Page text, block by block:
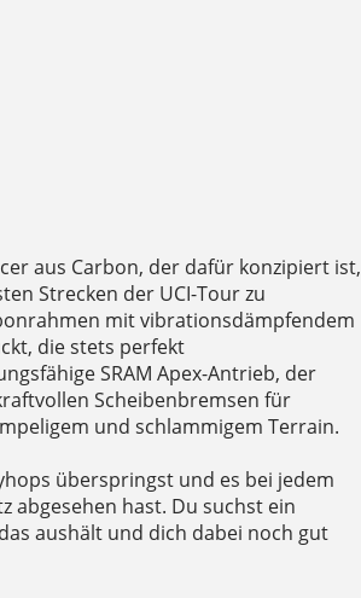
aus Carbon, der dafür konzipiert ist,
Strecken der UCI-Tour zu
mit vibrationsdämpfendem
die stets perfekt
SRAM Apex-Antrieb, der
Scheibenbremsen für
und schlammigem Terrain.
überspringst und es bei jedem
abgesehen hast. Du suchst ein
aushält und dich dabei noch gut